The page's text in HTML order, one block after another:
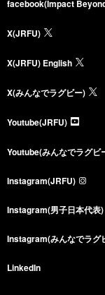
facebook(Impact
X(JRFU)
X(JRFU) English
X(みんなでラグビー)
Youtube(JRFU)
Youtube(みんなでラグビ
Instagram(JRFU)
Instagram(男子日本代表)
Instagram(みんなでラグ
LinkedIn